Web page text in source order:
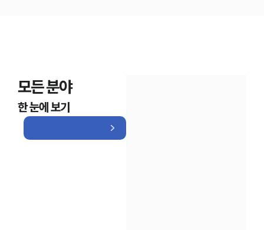
모든 분야
한 눈에 보기